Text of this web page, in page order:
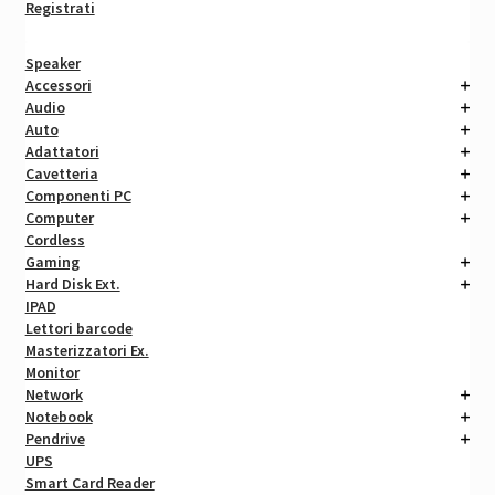
Registrati
Speaker
Accessori
Audio
Auto
Adattatori
Cavetteria
Componenti PC
Computer
Cordless
Gaming
Hard Disk Ext.
IPAD
Lettori barcode
Masterizzatori Ex.
Monitor
Network
Notebook
Pendrive
UPS
Smart Card Reader